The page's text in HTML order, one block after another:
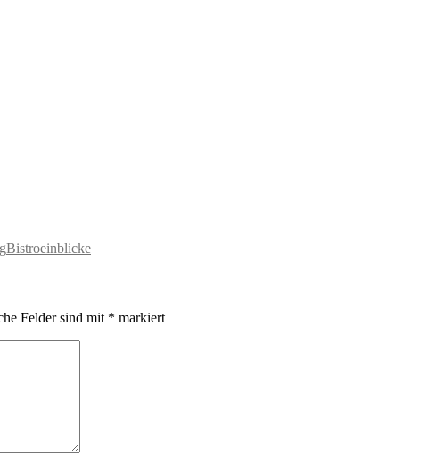
Bistroeinblicke
Felder sind mit * markiert